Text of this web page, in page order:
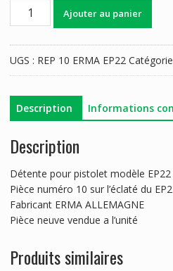
quantité
EP22
Ajouter au panier
UGS : REP 10 ERMA EP22
Description Informations
Description
Détente pour pistolet modèle
Pièce numéro 10 sur l’éclaté du
Fabricant ERMA ALLEMAGNE
Pièce neuve vendue a l’unité
Produits similaires